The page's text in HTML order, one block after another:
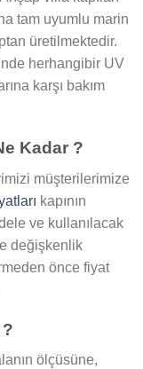
tam uyumlu marin
üretilmektedir.
herhangibir UV
karşı bakım
Kadar ?
müşterilerimize
kapının
ve kullanılacak
değişkenlik
önce fiyat
ölçüsüne,